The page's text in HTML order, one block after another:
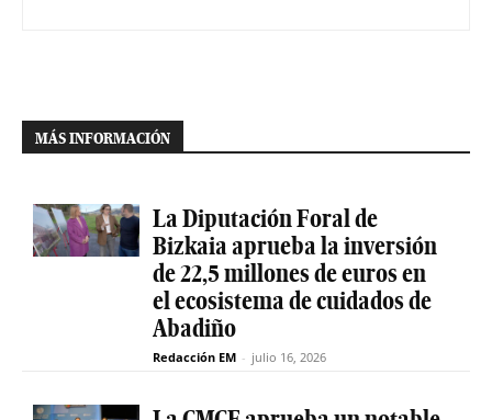
MÁS INFORMACIÓN
La Diputación Foral de
Bizkaia aprueba la inversión
de 22,5 millones de euros en
el ecosistema de cuidados de
Abadiño
Redacción EM - julio 16, 2026